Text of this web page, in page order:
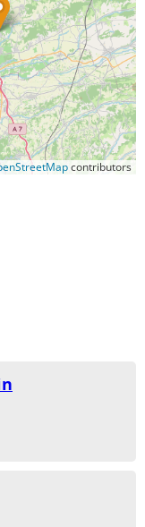
contributors